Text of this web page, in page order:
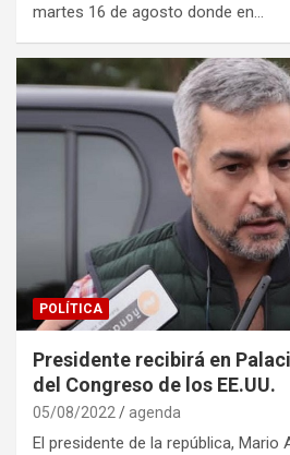
martes 16 de agosto donde en…
POLÍTICA
Presidente recibirá en
del Congreso de los EE.UU.
05/08/2022 agenda
El presidente de la república, Mario